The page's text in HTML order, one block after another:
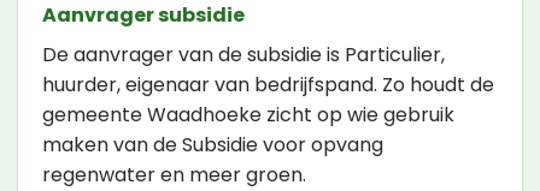
Aanvrager subsidie
De aanvrager van de subsidie is Particulier,
huurder, eigenaar van bedrijfspand. Zo houdt de
gemeente Waadhoeke zicht op wie gebruik
maken van de Subsidie voor opvang
regenwater en meer groen.